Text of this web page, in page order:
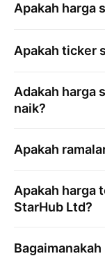
Apakah harga
Apakah ticker
Adakah harga
naik?
Apakah
Apakah harga
StarHub Ltd?